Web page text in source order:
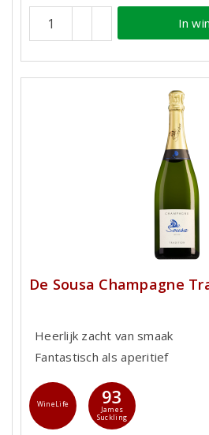
In
De Sousa Champagne
Heerlijk zacht van smaak
Fantastisch als aperitief
WineLife 93
James
Suckling